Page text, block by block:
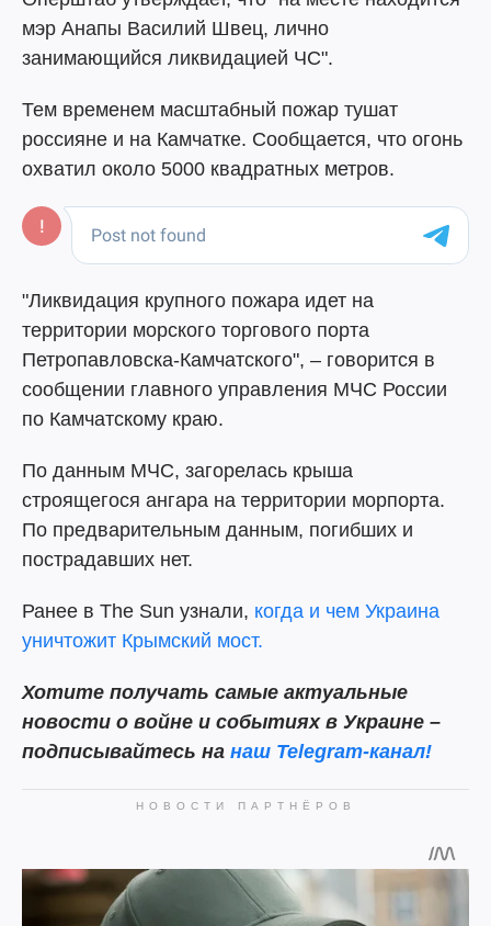
мэр Анапы Василий Швец, лично
занимающийся ликвидацией ЧС".
Тем временем масштабный пожар тушат
россияне и на Камчатке. Сообщается, что огонь
охватил около 5000 квадратных метров.
"Ликвидация крупного пожара идет на
территории морского торгового порта
Петропавловска-Камчатского", – говорится в
сообщении главного управления МЧС России
по Камчатскому краю.
По данным МЧС, загорелась крыша
строящегося ангара на территории морпорта.
По предварительным данным, погибших и
пострадавших нет.
Ранее в The Sun узнали, когда и чем Украина
уничтожит Крымский мост.
Хотите получать самые актуальные
новости о войне и событиях в Украине –
подписывайтесь на наш Telegram-канал!